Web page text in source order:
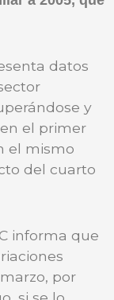
datos
y
el primer
el mismo
del cuarto
informa que
por